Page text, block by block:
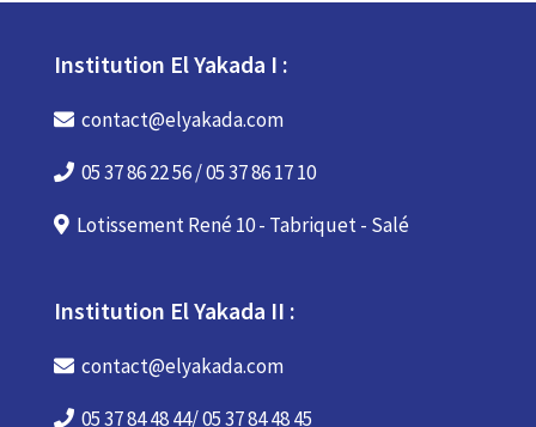
Institution El Yakada I :
contact@elyakada.com
05 37 86 22 56 / 05 37 86 17 10
Lotissement René 10 - Tabriquet - Salé
Institution El Yakada II :
contact@elyakada.com
05 37 84 48 44/ 05 37 84 48 45